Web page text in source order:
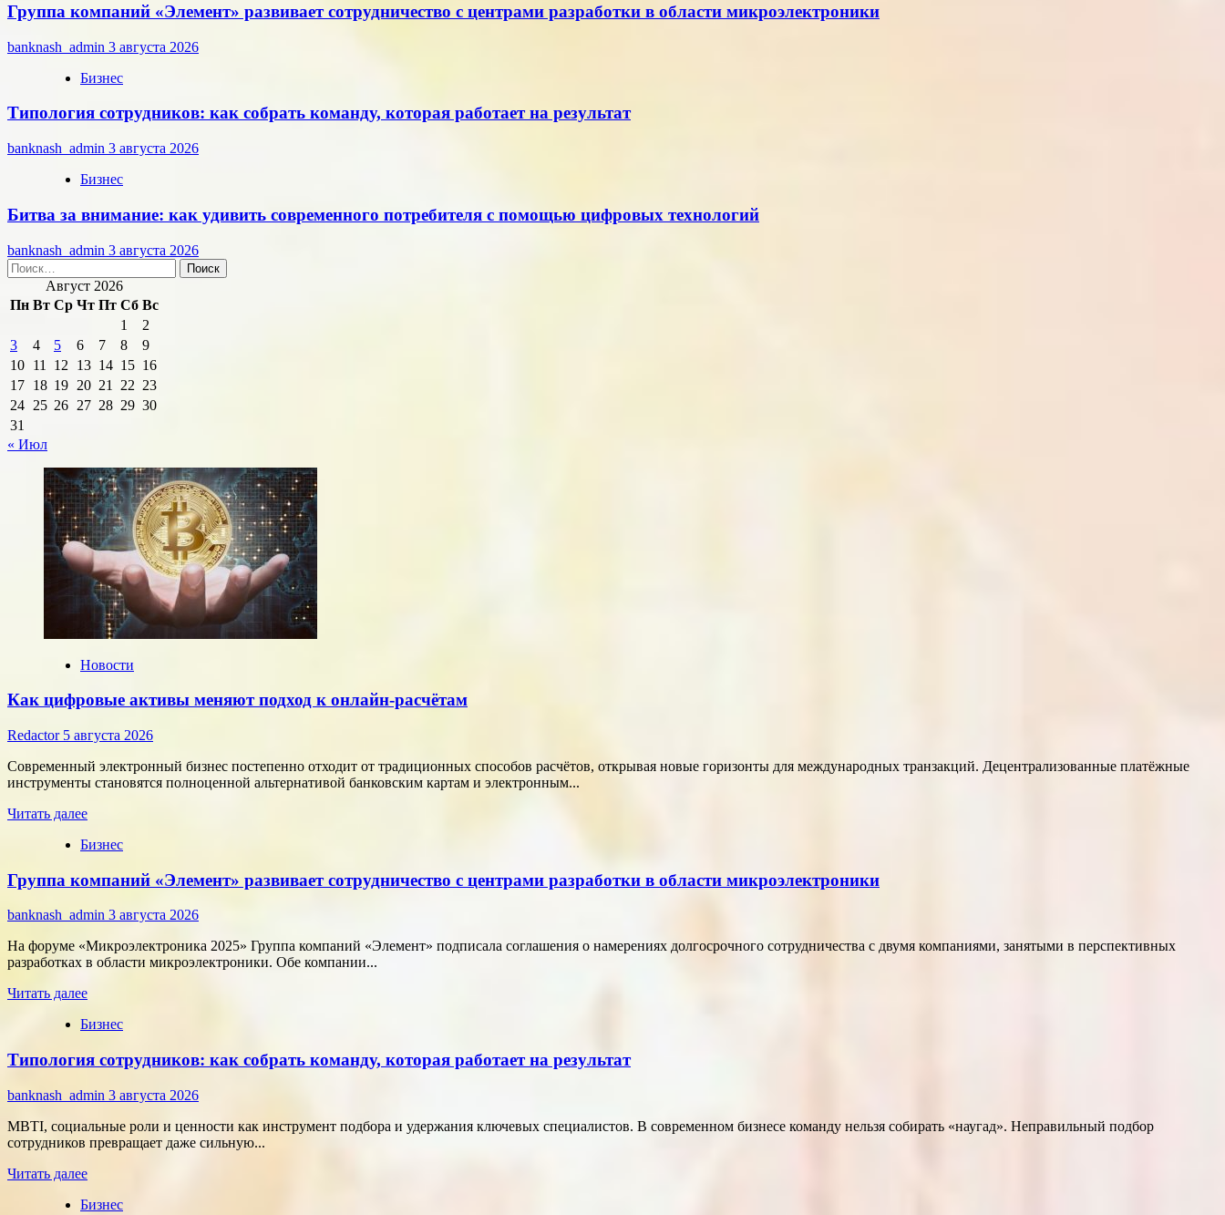
Группа компаний «Элемент» развивает сотрудничество с центрами разработки в области микроэлектроники
banknash_admin 3 августа 2026
Бизнес
Типология сотрудников: как собрать команду, которая работает на результат
banknash_admin 3 августа 2026
Бизнес
Битва за внимание: как удивить современного потребителя с помощью цифровых технологий
banknash_admin 3 августа 2026
Найти:
Август 2026
Пн Вт Ср Чт Пт Сб Вс
1
2
3
4 5 6 7 8
9
10 11 12 13 14 15 16
17 18 19 20 21 22 23
24 25 26 27 28 29 30
31
« Июл
Новости
Как цифровые активы меняют подход к онлайн-расчётам
Redactor 5 августа 2026
Современный электронный бизнес постепенно отходит от традиционных способов расчётов, открывая новые горизонты для международных транзакций. Децентрализованные платёжные
инструменты становятся полноценной альтернативой банковским картам и электронным...
Читать далееПрочитать
о
цифровые
меняют
к
онлайн-
Бизнес
Группа компаний «Элемент» развивает сотрудничество с центрами разработки в области микроэлектроники
banknash_admin 3 августа 2026
На форуме «Микроэлектроника 2025» Группа компаний «Элемент» подписала соглашения о намерениях долгосрочного сотрудничества с двумя компаниями, занятыми в перспективных
разработках в области микроэлектроники. Обе компании...
Читать далееПрочитать
о
компаний
«Элемент»
развивает
сотрудничество
с
центрами
в
микроэлектроники
Бизнес
Типология сотрудников: как собрать команду, которая работает на результат
banknash_admin 3 августа 2026
MBTI, социальные роли и ценности как инструмент подбора и удержания ключевых специалистов. В современном бизнесе команду нельзя собирать «наугад». Неправильный подбор
сотрудников превращает даже сильную...
Читать далееПрочитать
о
Бизнес